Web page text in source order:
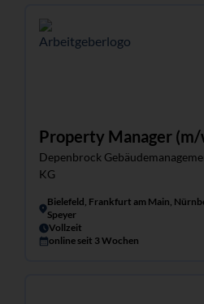
Property Manager
Depenbrock
KG
Bielefeld, Frankfurt am Main,
Speyer
Vollzeit
online seit 3 Wochen